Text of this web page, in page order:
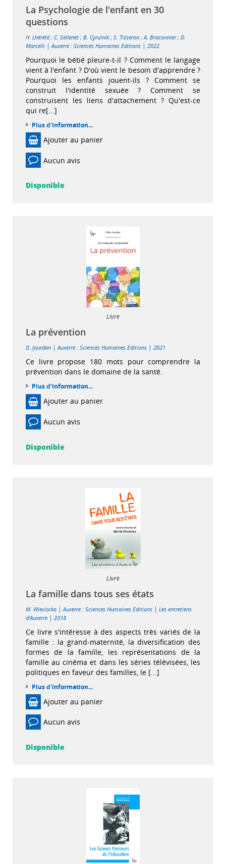
La Psychologie de l'enfant en 30
questions
H. Lhérété ; C. Sellenet ; B. Cyrulnik; S. Tisseron ;A. Braconnier; D.
Marcelli |Auxerre : Sciences Humaines Editions | 2022
Pourquoi le bébé pleure-t-il ? Comment le langage
vient à l'enfant ? D'où vient le besoin d'apprendre ?
Pourquoi les enfants jouent-ils ? Comment se
construit l'identité sexuée ? Comment se
construisent les liens d'attachement ? Qu'est-ce
qui re[...]
Plus d'information...
Ajouter au panier
Aucun avis
Disponible
Livre
La prévention
D. Jourdan |Auxerre : Sciences Humaines Editions | 2021
Ce livre propose 180 mots pour comprendre la
prévention dans le domaine de la santé.
Plus d'information...
Ajouter au panier
Aucun avis
Disponible
Livre
La famille dans tous ses états
M. Wieviorka |Auxerre : Sciences Humaines Editions | Les entretiens
d'Auxerre | 2018
Ce livre s'intéresse à des aspects très variés de la
famille : la grand-maternité, la diversification des
formes de la famille, les représentations de la
famille au cinéma et dans les séries télévisées, les
politiques en faveur des familles, le [...]
Plus d'information...
Ajouter au panier
Aucun avis
Disponible